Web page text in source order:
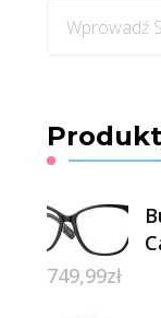
Szukasz
749,99zł